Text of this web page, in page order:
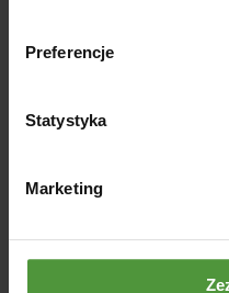
Preferencje
Statystyka
Marketing
figowej miał
okolicach oczu,
wmasować go w
nawilżona.
Połączenie oleju z